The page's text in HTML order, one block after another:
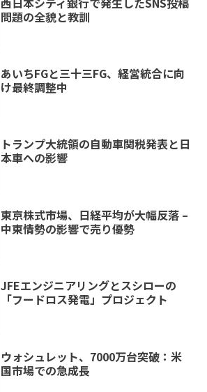
問題の全貌と教訓
あいちFGと三十三FG、経営統合に向
け最終調整中
トランプ大統領の自動車関税発表と日
本車への影響
東京株式市場、日経平均が大幅反落 –
中東情勢の影響で売り優勢
JFEエンジニアリングとスシローの
「フードロス発電」プロジェクト
ウォシュレット、7000万台突破：米
国市場での急成長